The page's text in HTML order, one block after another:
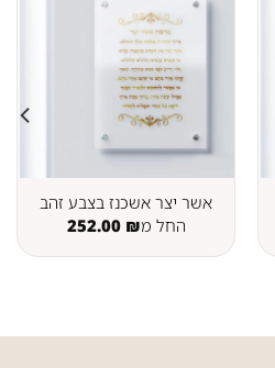
אשר יצר אשכנז בצבע זהב
החל מ
252.00 ₪